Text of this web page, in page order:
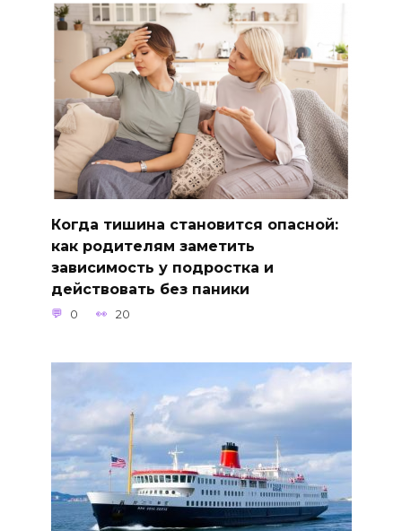
Когда тишина становится опасной:
как родителям заметить
зависимость у подростка и
действовать без паники
0 20